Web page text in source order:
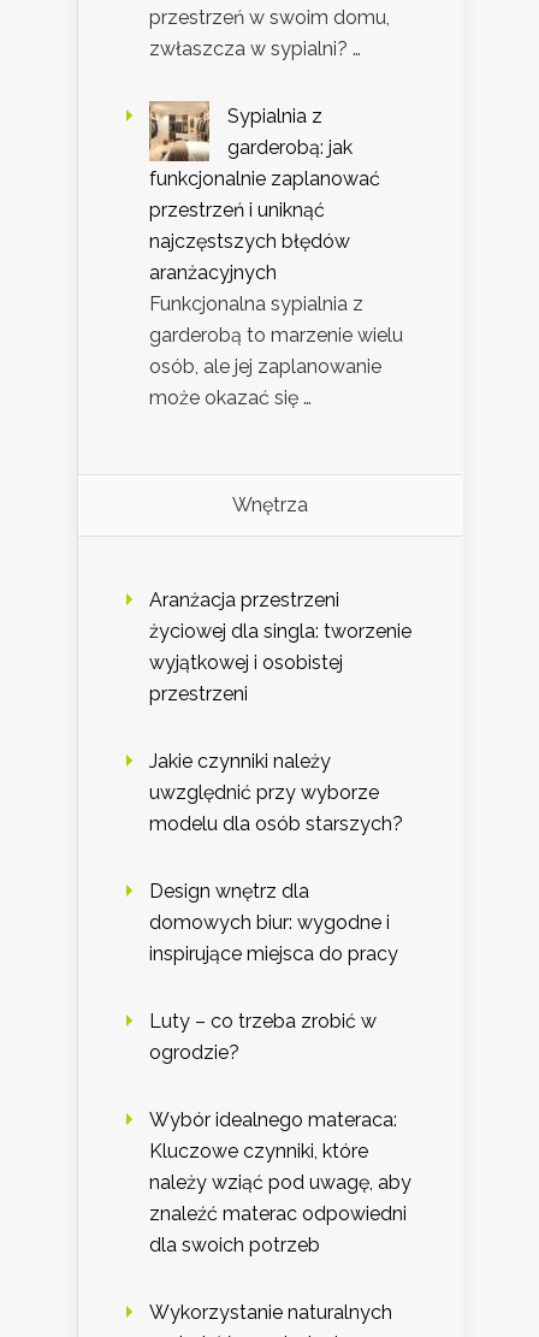
przestrzeń w swoim domu,
zwłaszcza w sypialni? …
Sypialnia z
garderobą: jak
funkcjonalnie zaplanować
przestrzeń i uniknąć
najczęstszych błędów
aranżacyjnych
Funkcjonalna sypialnia z
garderobą to marzenie wielu
osób, ale jej zaplanowanie
może okazać się …
Wnętrza
Aranżacja przestrzeni
życiowej dla singla: tworzenie
wyjątkowej i osobistej
przestrzeni
Jakie czynniki należy
uwzględnić przy wyborze
modelu dla osób starszych?
Design wnętrz dla
domowych biur: wygodne i
inspirujące miejsca do pracy
Luty – co trzeba zrobić w
ogrodzie?
Wybór idealnego materaca:
Kluczowe czynniki, które
należy wziąć pod uwagę, aby
znaleźć materac odpowiedni
dla swoich potrzeb
Wykorzystanie naturalnych